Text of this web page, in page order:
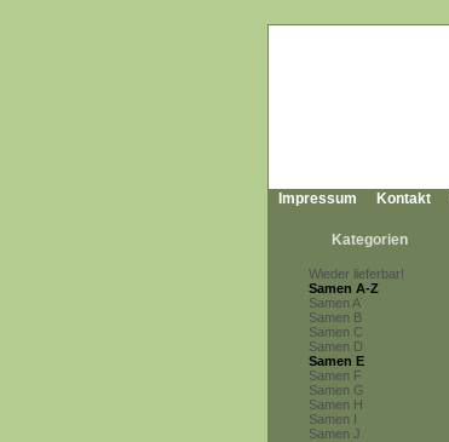
Impressum Kontakt
Kategorien
Wieder lieferbar!
Samen A-Z
Samen A
Samen B
Samen C
Samen D
Samen E
Samen F
Samen G
Samen H
Samen I
Samen J